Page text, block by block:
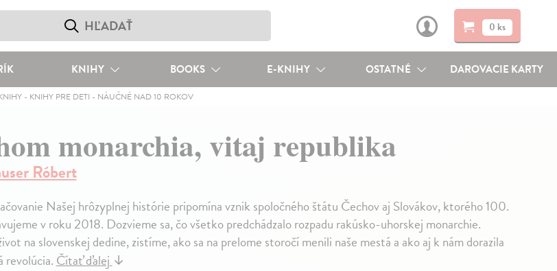
0 ks
KNIHY BOOKS E-KNIHY OSTATNÉ DAROVACIE KARTY
- KNIHY PRE DETI - NÁUČNÉ NAD 10 ROKOV
monarchia, vitaj republika
Róbert
Našej hrôzyplnej histórie pripomína vznik spoločného štátu Čechov aj Slovákov, ktorého 100.
v roku 2018. Dozvieme sa, čo všetko predchádzalo rozpadu rakúsko-uhorskej monarchie.
na slovenskej dedine, zistíme, ako sa na prelome storočí menili naše mestá a ako aj k nám dorazila
revolúcia.Čítať ďalej↓